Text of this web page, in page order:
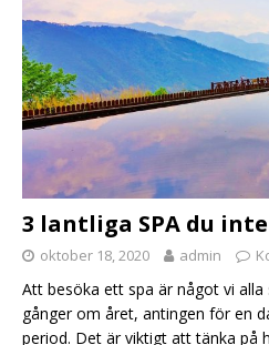
3 lantliga SPA du
oktober 18, 2020 admin
Att besöka ett spa är något vi
gånger om året, antingen för en
period. Det är viktigt att tänka på